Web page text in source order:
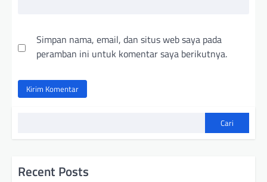
Simpan nama, email, dan situs web saya pada
peramban ini untuk komentar saya berikutnya.
Cari
Recent Posts